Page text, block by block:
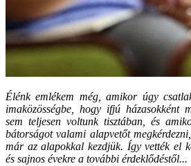
Élénk emlékem még, amikor úgy
imaközösségbe, hogy ifjú házasokként
sem teljesen voltunk tisztában, és
bátorságot valami alapvetőt
már az alapokkal kezdjük. Így vették el
és sajnos évekre a további érdeklődéstől...